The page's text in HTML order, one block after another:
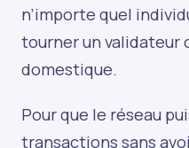
n’importe quel
tourner un validateur
domestique.
Pour que le réseau
transactions sans